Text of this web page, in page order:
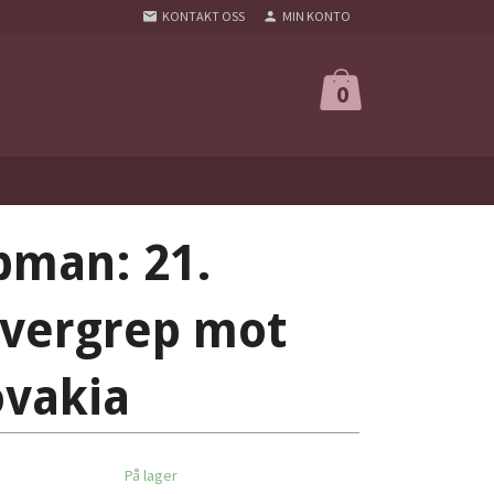
KONTAKT OSS MIN KONTO
0
21.
mot
På lager